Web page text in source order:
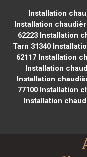
Installation
Installation
62223Installation
Tarn 31340
62117Installation
Installation
Installation
77100Installation
Installation